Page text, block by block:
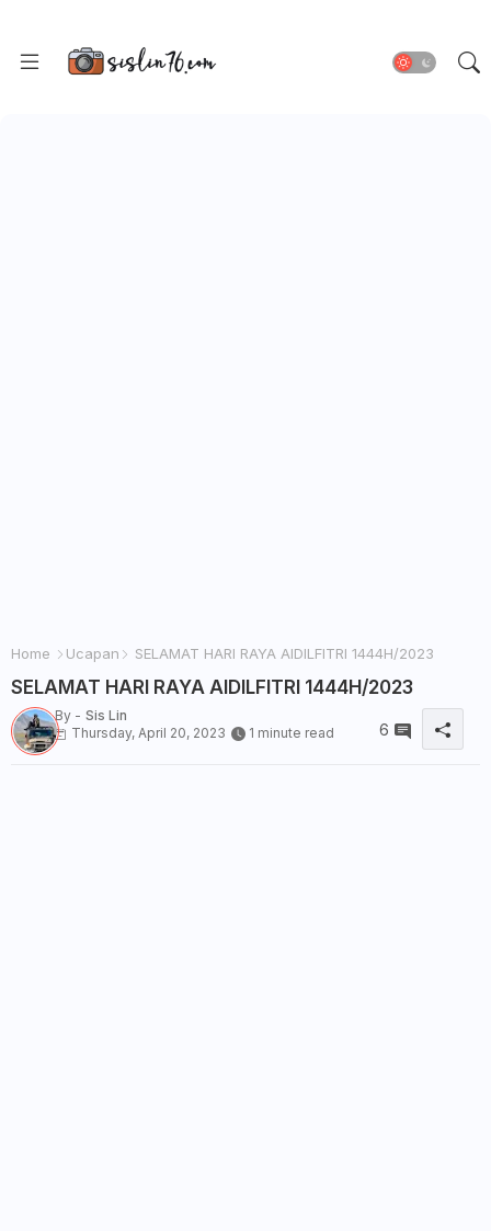
Home Ucapan SELAMAT HARI RAYA AIDILFITRI 1444H/2023
SELAMAT HARI RAYA AIDILFITRI 1444H/2023
By - Sis Lin
Thursday, April 20, 2023
1 minute read 6